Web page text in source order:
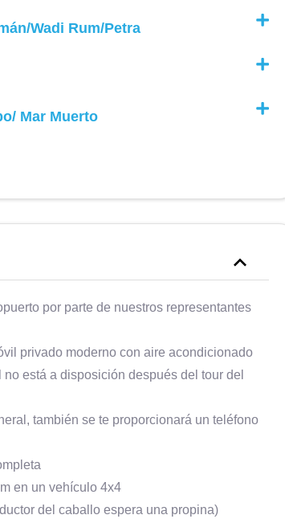
Wadi Rum/Petra
Mar Muerto
por parte de nuestros representantes
privado moderno con aire acondicionado
está a disposición después del tour del
también se te proporcionará un teléfono
en un vehículo 4x4
del caballo espera una propina)
modificaciones al programa (durante el
sitios arqueológicos y museos cierran
siempre quedamos satisfechos.